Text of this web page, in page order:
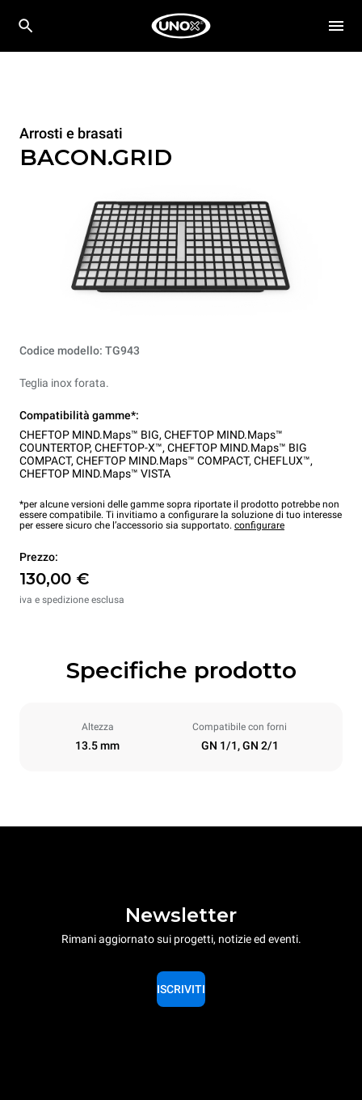
Arrosti e brasati
BACON.GRID
Codice modello: TG943
Teglia inox forata.
Compatibilità gamme*:
CHEFTOP MIND.Maps™ BIG, CHEFTOP MIND.Maps™
COUNTERTOP, CHEFTOP-X™, CHEFTOP MIND.Maps™ BIG
COMPACT, CHEFTOP MIND.Maps™ COMPACT, CHEFLUX™,
CHEFTOP MIND.Maps™ VISTA
*per alcune versioni delle gamme sopra riportate il prodotto potrebbe non
essere compatibile. Ti invitiamo a configurare la soluzione di tuo interesse
per essere sicuro che l’accessorio sia supportato. configurare
Prezzo:
130,00 €
iva e spedizione esclusa
Specifiche prodotto
Altezza
13.5 mm
Compatibile con forni
GN 1/1, GN 2/1
Newsletter
Rimani aggiornato sui progetti, notizie ed eventi.
ISCRIVITI